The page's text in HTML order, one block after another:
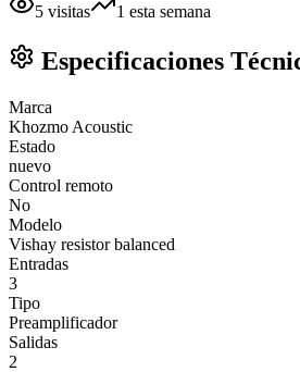
5 visitas 1 esta semana
Especificaciones
Marca
Khozmo Acoustic
Estado
nuevo
Control remoto
No
Modelo
Vishay resistor balanced
Entradas
3
Tipo
Preamplificador
Salidas
2